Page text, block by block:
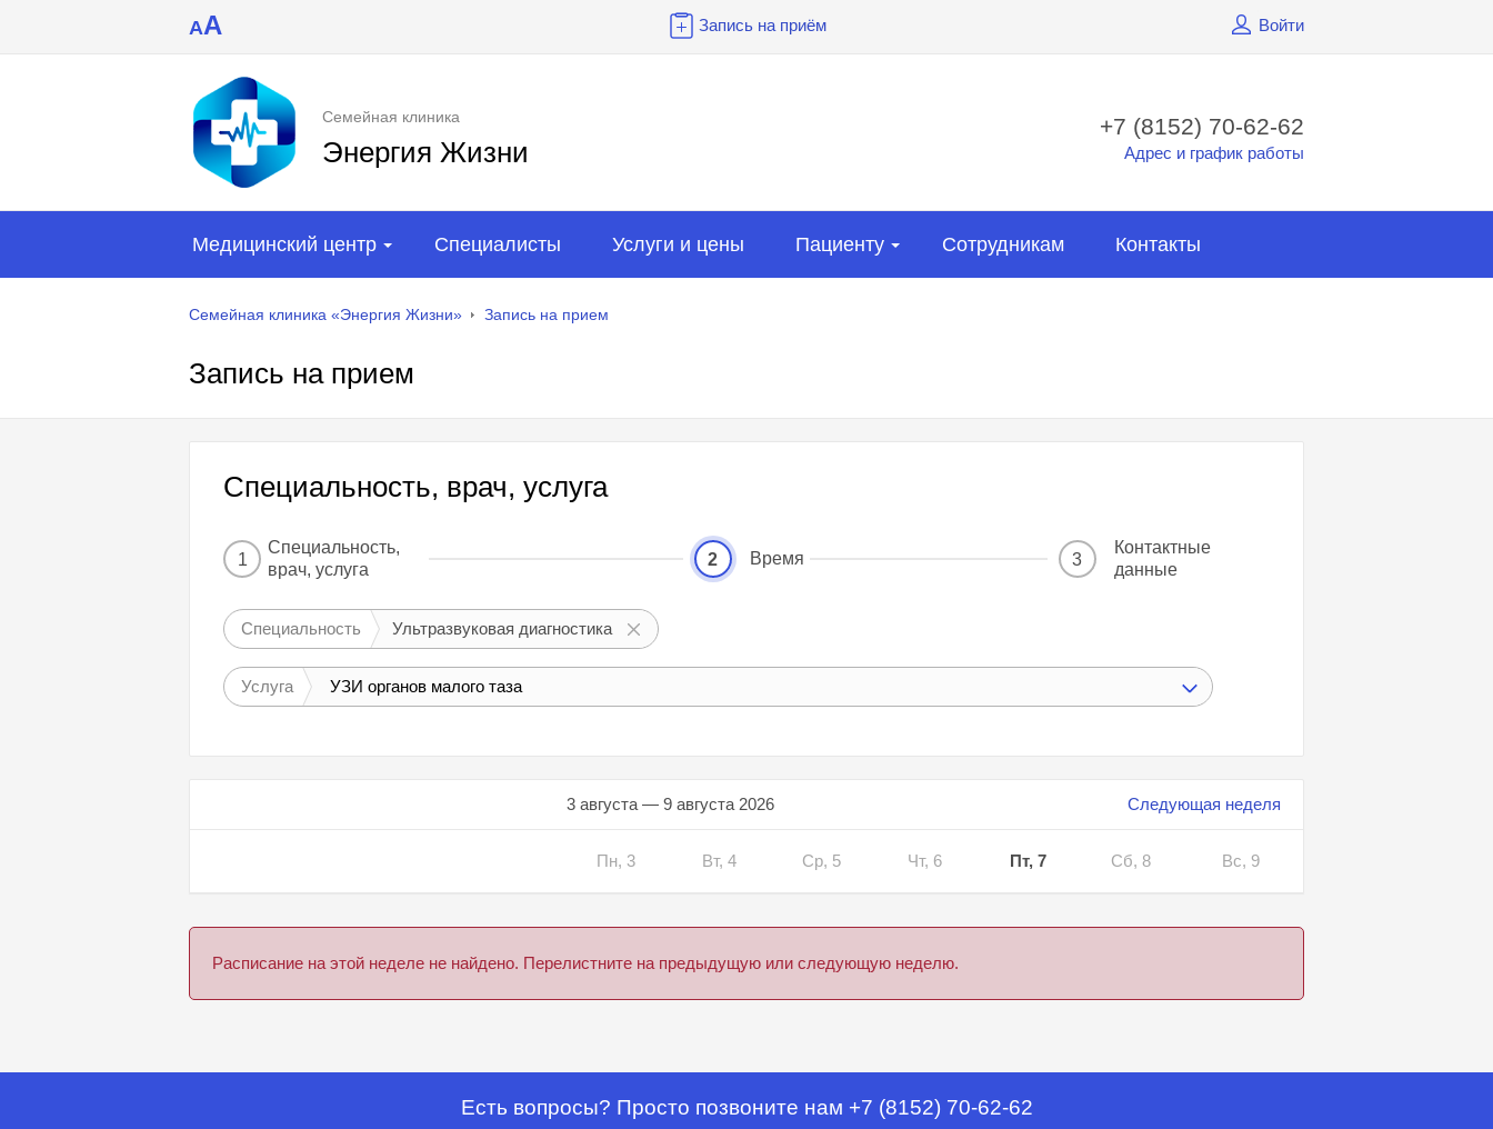
AA Запись на приём Войти
Семейная клиника
Энергия Жизни
+7 (8152) 70-62-62
Адрес и график работы
Медицинский центр Специалисты Услуги и цены Пациенту Сотрудникам Контакты
Семейная клиника «Энергия Жизни» Запись на прием
Запись на прием
Специальность, врач, услуга
1
Специальность,
врач, услуга
2 Время 3
Контактные
данные
Специальность Ультразвуковая диагностика
Услуга УЗИ органов малого таза
Следующая неделя
3 августа — 9 августа 2026
Пн, 3 Вт, 4 Ср, 5 Чт, 6 Пт, 7 Сб, 8 Вс, 9
Расписание на этой неделе не найдено. Перелистните на предыдущую или следующую неделю.
Есть вопросы? Просто позвоните нам +7 (8152) 70-62-62